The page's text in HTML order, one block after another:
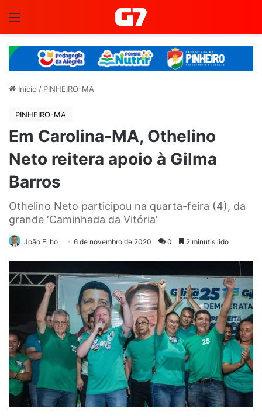
Início / PINHEIRO-MA
PINHEIRO-MA
Em Carolina-MA, Othelino
Neto reitera apoio à Gilma
Barros
Othelino Neto participou na quarta-feira (4), da
grande ‘Caminhada da Vitória’
João Filho 6 de novembro de 2020 0 2 minutis lido